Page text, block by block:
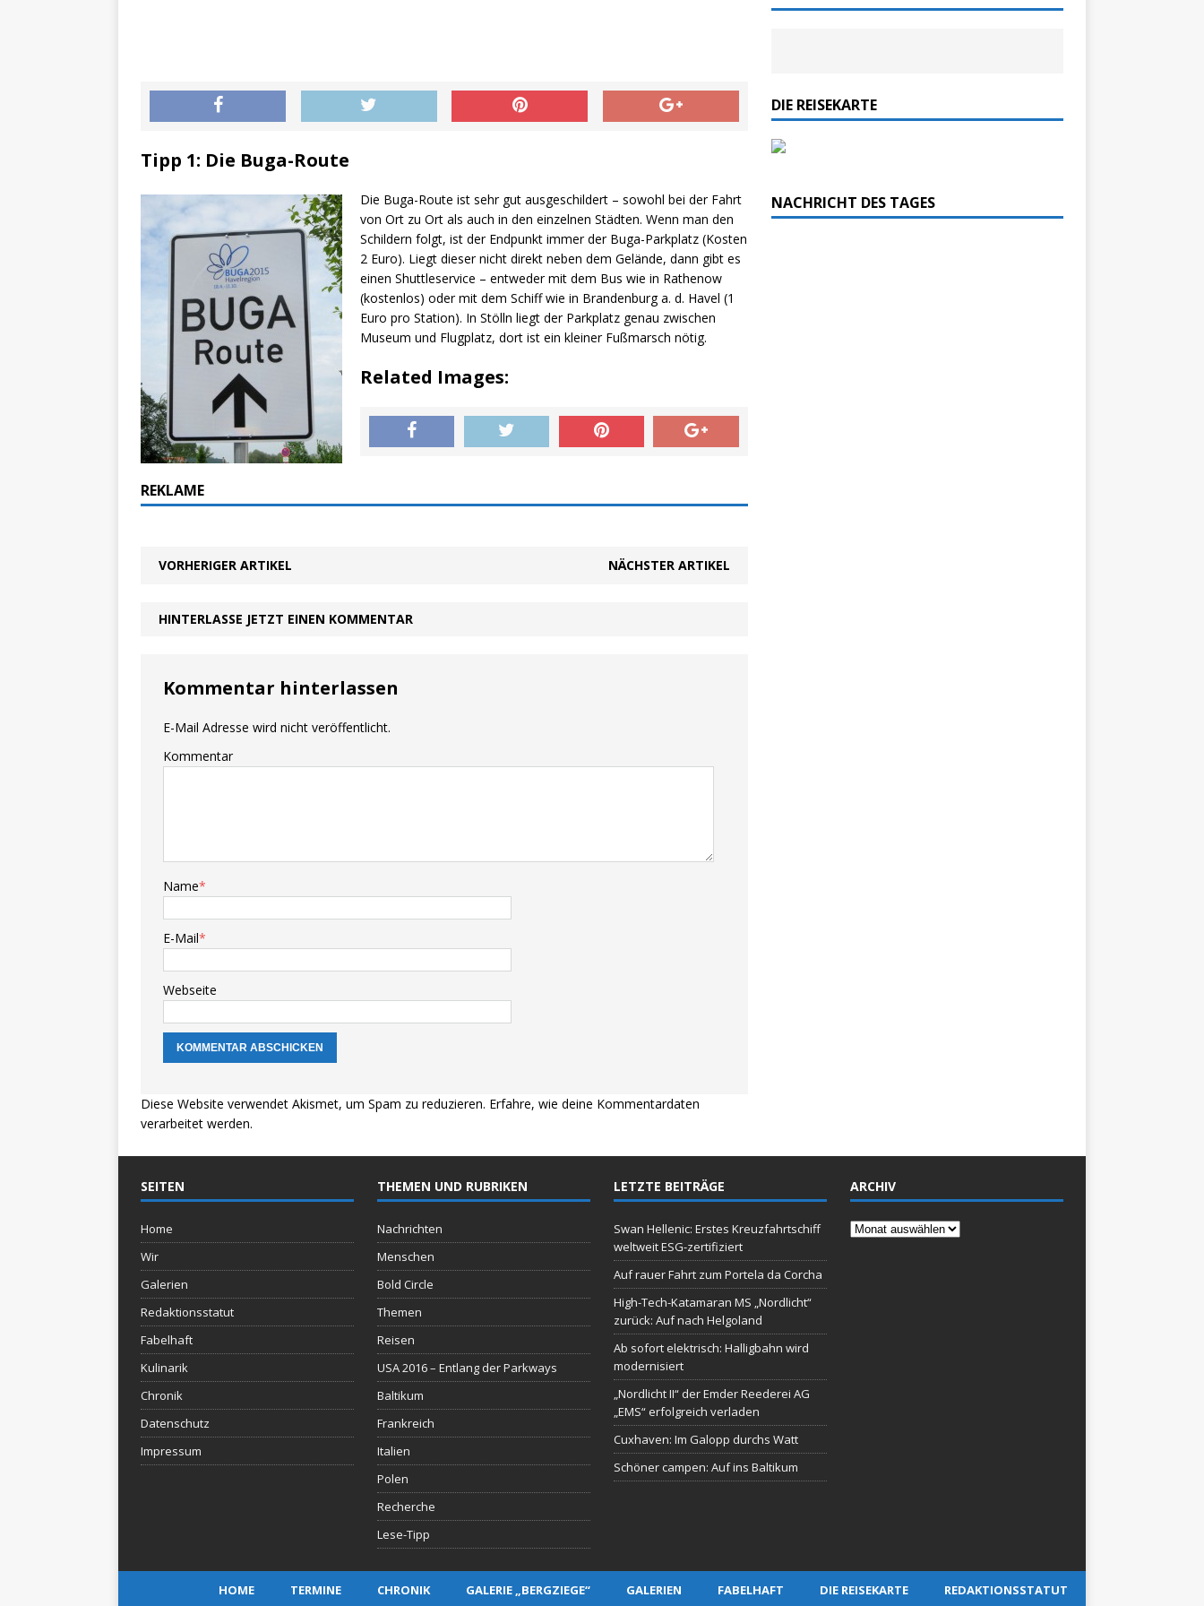
Tipp 1: Die Buga-Route
Die Buga-Route ist sehr gut ausgeschildert – sowohl bei der Fahrt
von Ort zu Ort als auch in den einzelnen Städten. Wenn man den
Schildern folgt, ist der Endpunkt immer der Buga-Parkplatz (Kosten
2 Euro). Liegt dieser nicht direkt neben dem Gelände, dann gibt es
einen Shuttleservice – entweder mit dem Bus wie in Rathenow
(kostenlos) oder mit dem Schiff wie in Brandenburg a. d. Havel (1
Euro pro Station). In Stölln liegt der Parkplatz genau zwischen
Museum und Flugplatz, dort ist ein kleiner Fußmarsch nötig.
Related Images:
REKLAME
VORHERIGER ARTIKEL NÄCHSTER ARTIKEL
HINTERLASSE JETZT EINEN KOMMENTAR
Kommentar hinterlassen
E-Mail Adresse wird nicht veröffentlicht.
Kommentar
Name*
E-Mail*
Webseite
Diese Website verwendet Akismet, um Spam zu reduzieren. Erfahre, wie deine Kommentardaten
verarbeitet werden.
DIE REISEKARTE
NACHRICHT DES TAGES
SEITEN
Home
Wir
Galerien
Redaktionsstatut
Fabelhaft
Kulinarik
Chronik
Datenschutz
Impressum
THEMEN UND RUBRIKEN
Nachrichten
Menschen
Bold Circle
Themen
Reisen
USA 2016 – Entlang der Parkways
Baltikum
Frankreich
Italien
Polen
Recherche
Lese-Tipp
LETZTE BEITRÄGE
Swan Hellenic: Erstes Kreuzfahrtschiff
weltweit ESG-zertifiziert
Auf rauer Fahrt zum Portela da Corcha
High-Tech-Katamaran MS „Nordlicht“
zurück: Auf nach Helgoland
Ab sofort elektrisch: Halligbahn wird
modernisiert
„Nordlicht II“ der Emder Reederei AG
„EMS“ erfolgreich verladen
Cuxhaven: Im Galopp durchs Watt
Schöner campen: Auf ins Baltikum
ARCHIV
Archiv
HOME TERMINE CHRONIK GALERIE „BERGZIEGE“ GALERIEN FABELHAFT DIE REISEKARTE REDAKTIONSSTATUT